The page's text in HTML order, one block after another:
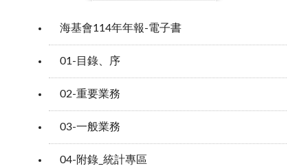
海基會114年年報-電子書
01-目錄、序
02-重要業務
03-一般業務
04-附錄_統計專區